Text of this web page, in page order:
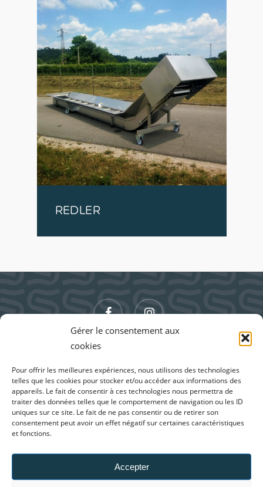
Gérer le consentement aux
cookies
Pour offrir les meilleures expériences, nous utilisons des technologies
telles que les cookies pour stocker et/ou accéder aux informations des
appareils. Le fait de consentir à ces technologies nous permettra de
traiter des données telles que le comportement de navigation ou les ID
uniques sur ce site. Le fait de ne pas consentir ou de retirer son
consentement peut avoir un effet négatif sur certaines caractéristiques
et fonctions.
Accepter
REDLER
facebook instagram
171 RUE DE LA COMBE DE MEUNIER, 11100